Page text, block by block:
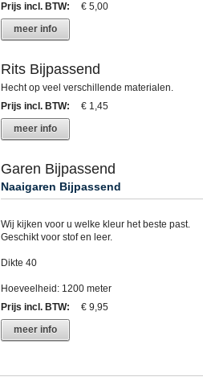
Prijs incl. BTW:
€ 5,00
meer info
Rits Bijpassend
Hecht op veel verschillende materialen.
Prijs incl. BTW:
€ 1,45
meer info
Garen Bijpassend
Naaigaren Bijpassend
Wij kijken voor u welke kleur het beste past.
Geschikt voor stof en leer.
Dikte 40
Hoeveelheid: 1200 meter
Prijs incl. BTW:
€ 9,95
meer info